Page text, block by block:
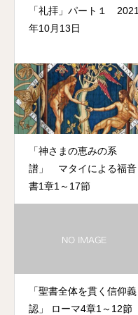
「礼拝」パート１ 2021
年10月13日
「神さまの恵みの系
譜」 マタイによる福音
書1章1～17節
「聖書全体を貫く信仰義
認」 ローマ4章1～12節